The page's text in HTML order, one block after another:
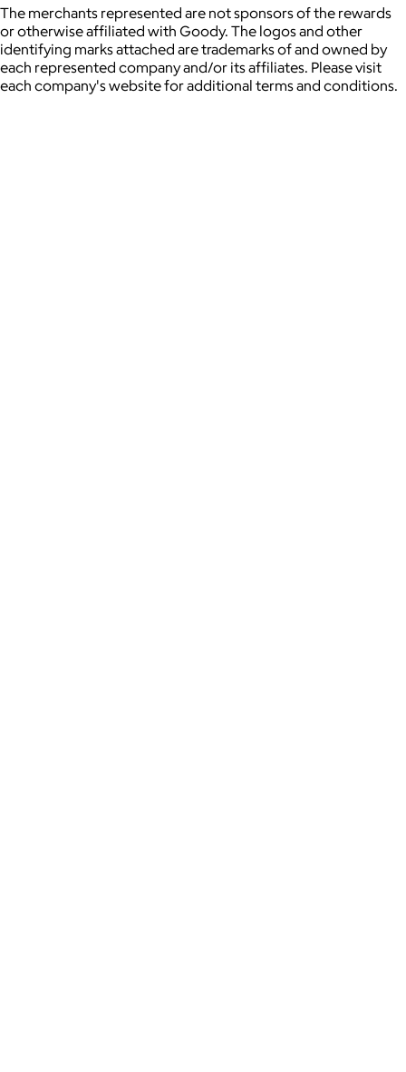
The merchants represented are not sponsors of the rewards
or otherwise affiliated with Goody. The logos and other
identifying marks attached are trademarks of and owned by
each represented company and/or its affiliates. Please visit
each company's website for additional terms and conditions.